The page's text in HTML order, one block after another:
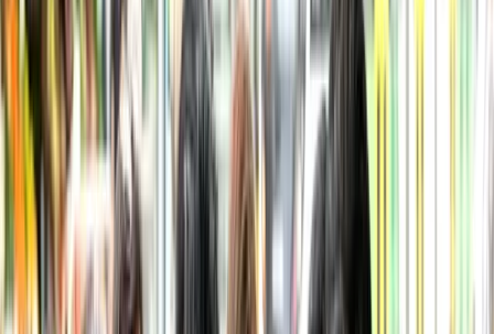
đêm nhạc Việt tại các club, tụ điểm cộng đồng: đi xem
nhạc ở Úc không khó, khó là mua được vé giá gốc.
Tóm tắt nhanh
Hai cổng vé chính thức lớn nhất: Ticketek và
Ticketmaster — chỉ mua tại nguồn chính thức
hoặc sàn resale chính thức (chống vé giả).
Đăng ký presale của nghệ sĩ/ngân hàng (VD
presale của một số thẻ ngân hàng) giúp mua
trước ngày mở bán.